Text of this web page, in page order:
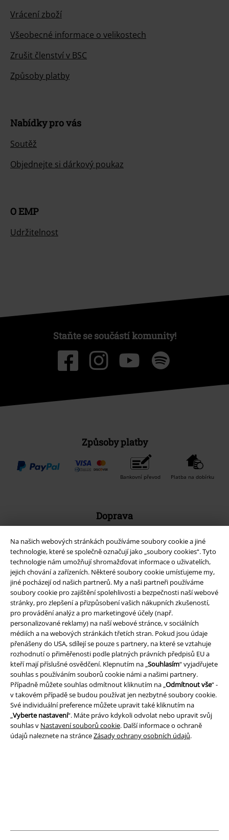
Na našich webových stránkách používáme soubory cookie a jiné
technologie, které se společně označují jako „soubory cookies“. Tyto
technologie nám umožňují shromažďovat informace o uživatelích,
jejich chování a zařízeních. Některé soubory cookie umísťujeme my,
jiné pocházejí od našich partnerů. My a naši partneři používáme
soubory cookie pro zajištění spolehlivosti a bezpečnosti naší webové
stránky, pro zlepšení a přizpůsobení vašich nákupních zkušeností,
pro provádění analýz a pro marketingové účely (např.
personalizované reklamy) na naší webové stránce, v sociálních
médiích a na webových stránkách třetích stran. Pokud jsou údaje
přenášeny do USA, sdílejí se pouze s partnery, na které se vztahuje
rozhodnutí o přiměřenosti podle platných právních předpisů EU a
kteří mají příslušné osvědčení. Klepnutím na „Souhlasím“ vyjadřujete
souhlas s používáním souborů cookie námi a našimi partnery.
Případně můžete souhlas odmítnout kliknutím na „Odmítnout vše“ -
v takovém případě se budou používat jen nezbytné soubory cookie.
Své individuální preference můžete upravit také kliknutím na
„Vyberte nastavení“. Máte právo kdykoli odvolat nebo upravit svůj
souhlas v Nastavení souborů cookie. Další informace o ochraně
údajů naleznete na stránceZásady ochrany osobních údajů.
Vrácení zboží
Všeobecné informace o velikostech
Zrušit členství v BSC
Způsoby platby
Nabídky pro vás
Soutěž
Objednejte si dárkový poukaz
O EMP
Udržitelnost
Staňte se součástí komunity!
Způsoby platby
Bankovní převod Platba na dobírku
Doprava
Balíkovna Balík Do ruky
EMP aplikaci
Stáhněte si novou EMP aplikaci zdarma a využijte všechny nové
funkce a výhody!
A Warner Music Group Company